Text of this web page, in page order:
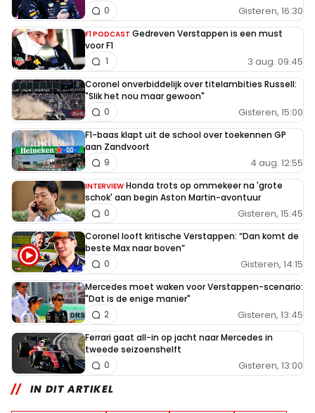
Gisteren, 16:30
0
F1 PODCAST Gedreven Verstappen is een must
voor F1
3 aug. 09:45
1
Coronel onverbiddelijk over titelambities Russell:
"Slik het nou maar gewoon"
Gisteren, 15:00
0
F1-baas klapt uit de school over toekennen GP
aan Zandvoort
4 aug. 12:55
9
INTERVIEW Honda trots op ommekeer na 'grote
schok' aan begin Aston Martin-avontuur
Gisteren, 15:45
0
Coronel looft kritische Verstappen: “Dan komt de
beste Max naar boven”
Gisteren, 14:15
0
Mercedes moet waken voor Verstappen-scenario:
"Dat is de enige manier"
Gisteren, 13:45
2
Ferrari gaat all-in op jacht naar Mercedes in
tweede seizoenshelft
Gisteren, 13:00
0
IN DIT ARTIKEL